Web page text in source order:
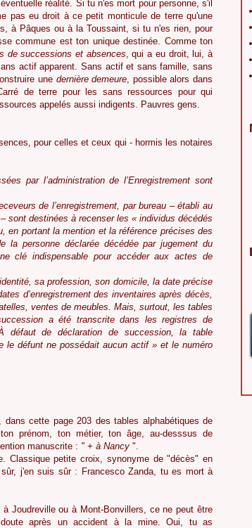
réalité. Si tu n'es mort pour personne, s'il
pas eu droit à ce petit monticule de terre qu'une
à Pâques ou à la Toussaint, si tu n'es rien, pour
commune est ton unique destinée. Comme ton
de successions et absences, qui a eu droit, lui, à
actif apparent. Sans actif et sans famille, sans
une dernière demeure, possible alors dans
de terre pour les sans ressources pour qui
appelés aussi indigents. Pauvres gens.
pour celles et ceux qui - hormis les notaires
par l’administration de l’Enregistrement sont
de l’enregistrement, par bureau – établi au
sont destinées à recenser les « individus décédés
en portant la mention et la référence précises des
personne déclarée décédée par jugement du
clé indispensable pour accéder aux actes de
sa profession, son domicile, la date précise
d’enregistrement des inventaires après décès,
ventes de meubles. Mais, surtout, les tables
a été transcrite dans les registres de
défaut de déclaration de succession, la table
le défunt ne possédait aucun actif » et le numéro
cette page 203 des tables alphabétiques de
prénom, ton métier, ton âge, au-desssus de
manuscrite : " + à Nancy ".
Classique petite croix, synonyme de "décès" en
j'en suis sûr : Francesco Zanda, tu es mort à
Joudreville ou à Mont-Bonvillers, ce ne peut être
après un accident à la mine. Oui, tu as